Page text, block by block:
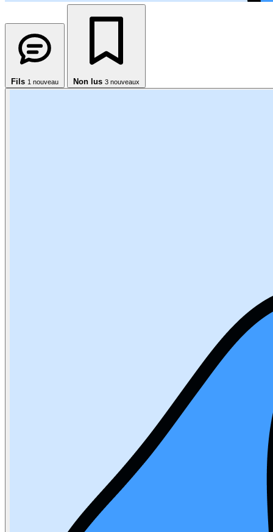
Fils 1 nouveau Non lus 3 nouveaux